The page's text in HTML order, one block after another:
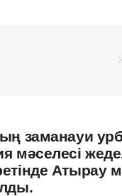
заманауи
мәселесі
Атырау